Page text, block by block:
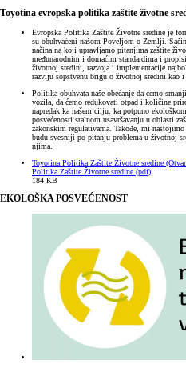
Toyotina evropska politika zaštite životne
Evropska Politika Zaštite Životne sredine je
su obuhvaćeni našom Poveljom o Zemlji.
načina na koji upravljamo pitanjima zaštite
međunarodnim i domaćim standardima i
životnoj sredini, razvoja i implementacije
razviju sopstvenu brigu o životnoj sredini kao i
Politika obuhvata naše obećanje da ćemo
vozila, da ćemo redukovati otpad i količine
napredak ka našem cilju, ka potpuno
posvećenosti stalnom usavršavanju u oblasti
zakonskim regulativama. Takođe, mi
budu svesniji po pitanju problema u životnoj
njima.
Toyotina Politika Zaštite Životne sredine
Politika Zaštite Životne sredine (pdf)
184 KB
EKOLOŠKA POSVEĆENOST